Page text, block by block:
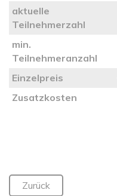
aktuelle
Teilnehmerzahl
min.
Teilnehmeranzahl
Einzelpreis
Zusatzkosten
Zurück